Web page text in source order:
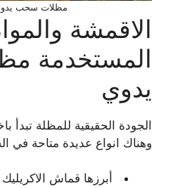
مظلات سحب
الاقمشة
المستخدمة
يدوي
الجودة الحقيقية للمظلة تبدأ
وهناك انواع عديدة متاحة في
أبرزها قماش